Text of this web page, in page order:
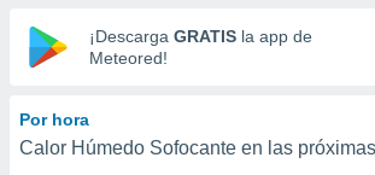
y
digital
basada
¡Descarga GRATIS la app de
Meteored!
Por hora
Calor Húmedo Sofocante en las